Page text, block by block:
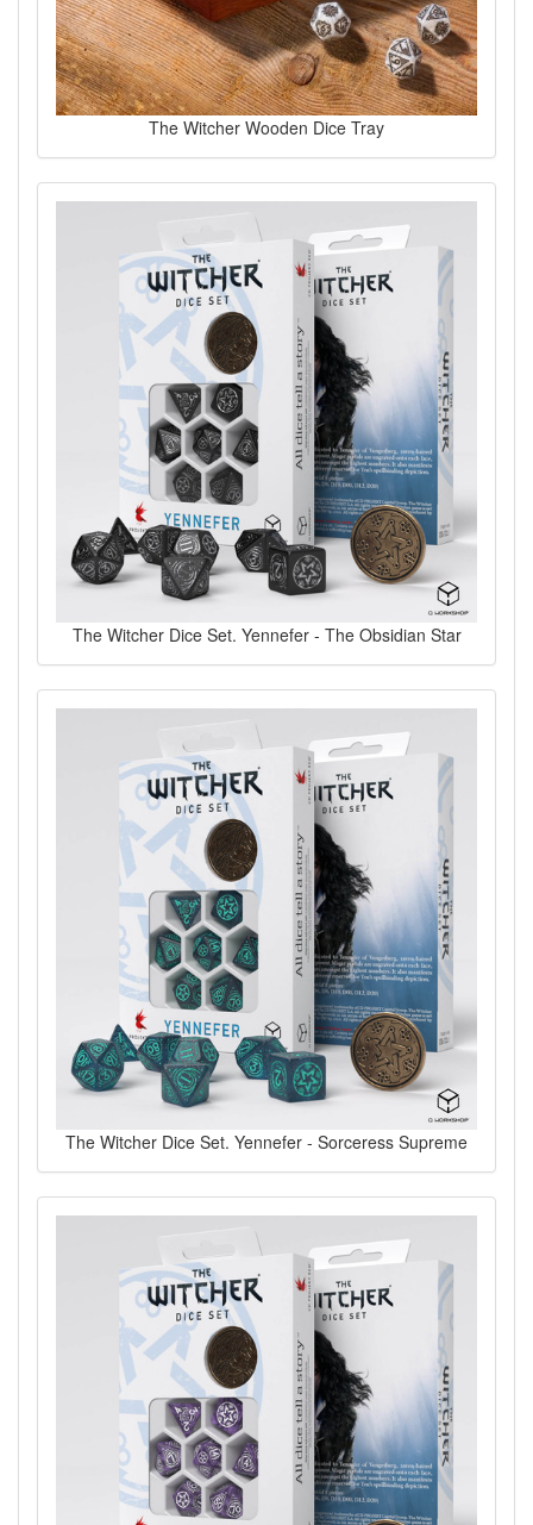
The Witcher Wooden Dice Tray
The Witcher Dice Set. Yennefer - The Obsidian Star
The Witcher Dice Set. Yennefer - Sorceress Supreme